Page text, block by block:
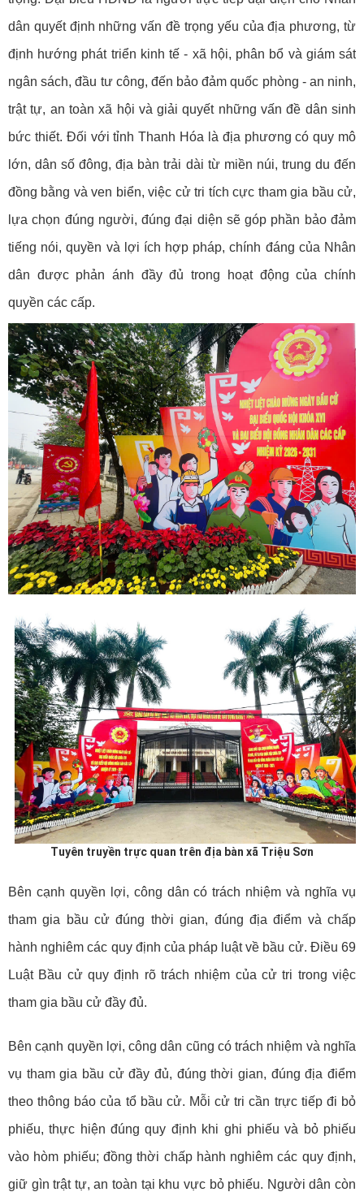
dân quyết định những vấn đề trọng yếu của địa phương, từ
định hướng phát triển kinh tế - xã hội, phân bổ và giám sát
ngân sách, đầu tư công, đến bảo đảm quốc phòng - an ninh,
trật tự, an toàn xã hội và giải quyết những vấn đề dân sinh
bức thiết. Đối với tỉnh Thanh Hóa là địa phương có quy mô
lớn, dân số đông, địa bàn trải dài từ miền núi, trung du đến
đồng bằng và ven biển, việc cử tri tích cực tham gia bầu cử,
lựa chọn đúng người, đúng đại diện sẽ góp phần bảo đảm
tiếng nói, quyền và lợi ích hợp pháp, chính đáng của Nhân
dân được phản ánh đầy đủ trong hoạt động của chính
quyền các cấp.
Tuyên truyền trực quan trên địa bàn xã Triệu Sơn
Bên cạnh quyền lợi, công dân có trách nhiệm và nghĩa vụ
tham gia bầu cử đúng thời gian, đúng địa điểm và chấp
hành nghiêm các quy định của pháp luật về bầu cử. Điều 69
Luật Bầu cử quy định rõ trách nhiệm của cử tri trong việc
tham gia bầu cử đầy đủ.
Bên cạnh quyền lợi, công dân cũng có trách nhiệm và nghĩa
vụ tham gia bầu cử đầy đủ, đúng thời gian, đúng địa điểm
theo thông báo của tổ bầu cử. Mỗi cử tri cần trực tiếp đi bỏ
phiếu, thực hiện đúng quy định khi ghi phiếu và bỏ phiếu
vào hòm phiếu; đồng thời chấp hành nghiêm các quy định,
giữ gìn trật tự, an toàn tại khu vực bỏ phiếu. Người dân còn